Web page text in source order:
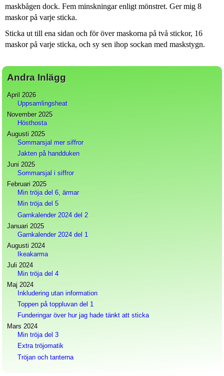
maskbågen dock. Fem minskningar enligt mönstret. Ger mig 8
maskor på varje sticka.
Sticka ut till ena sidan och för över maskorna på två stickor, 16
maskor på varje sticka, och sy sen ihop sockan med maskstygn.
Andra Inlägg
April 2026
Uppsamlingsheat
November 2025
Hösthosta
Augusti 2025
Sommarsjal mer siffror
Jakten på handduken
Juni 2025
Sommarsjal i siffror
Februari 2025
Min tröja del 6, ärmar
Min tröja del 5
Garnkalender 2024 del 2
Januari 2025
Garnkalender 2024 del 1
Augusti 2024
Ikeakarma
Juli 2024
Min tröja del 4
Maj 2024
Inkludering utan information
Toppen på toppluvan del 1
Funderingar över hur jag hade tänkt att sticka
Mars 2024
Min tröja del 3
Extra tröjomatik
Tröjan och tanterna